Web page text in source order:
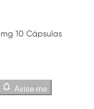
10 Cápsulas
Avise-me